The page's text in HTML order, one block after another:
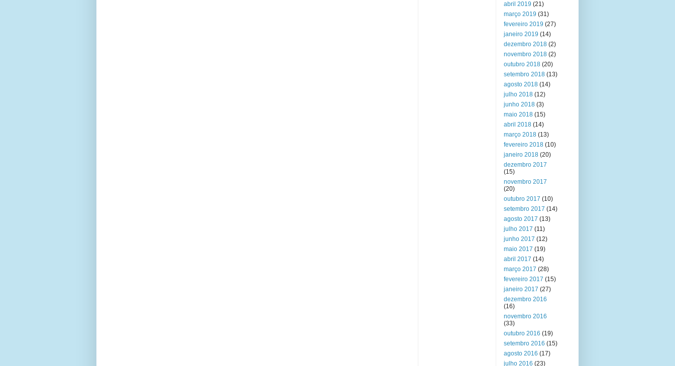
abril 2019 (21)
março 2019 (31)
fevereiro 2019 (27)
janeiro 2019 (14)
dezembro 2018 (2)
novembro 2018 (2)
outubro 2018 (20)
setembro 2018 (13)
agosto 2018 (14)
julho 2018 (12)
junho 2018 (3)
maio 2018 (15)
abril 2018 (14)
março 2018 (13)
fevereiro 2018 (10)
janeiro 2018 (20)
dezembro 2017
(15)
novembro 2017
(20)
outubro 2017 (10)
setembro 2017 (14)
agosto 2017 (13)
julho 2017 (11)
junho 2017 (12)
maio 2017 (19)
abril 2017 (14)
março 2017 (28)
fevereiro 2017 (15)
janeiro 2017 (27)
dezembro 2016
(16)
novembro 2016
(33)
outubro 2016 (19)
setembro 2016 (15)
agosto 2016 (17)
julho 2016 (23)